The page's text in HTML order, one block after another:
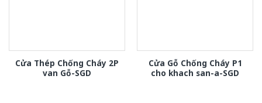
Cửa Thép Chống Cháy 2P
van Gỗ-SGD
Cửa Gỗ Chống Cháy P1
cho khach san-a-SGD